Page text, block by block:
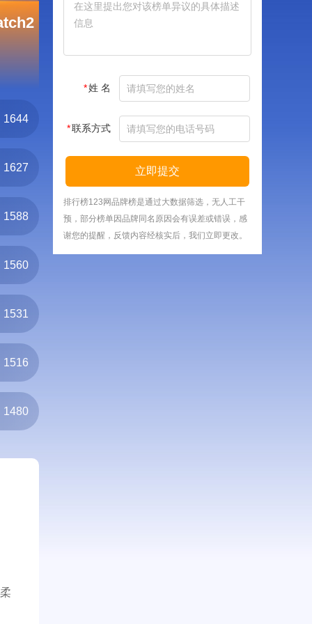
1644
1627
1588
1560
1531
1516
1480
*姓 名
*联系方式
立即提交
排行榜123网品牌榜是通过大数据筛选，无人工干
预，部分榜单因品牌同名原因会有误差或错误，感
谢您的提醒，反馈内容经核实后，我们立即更改。